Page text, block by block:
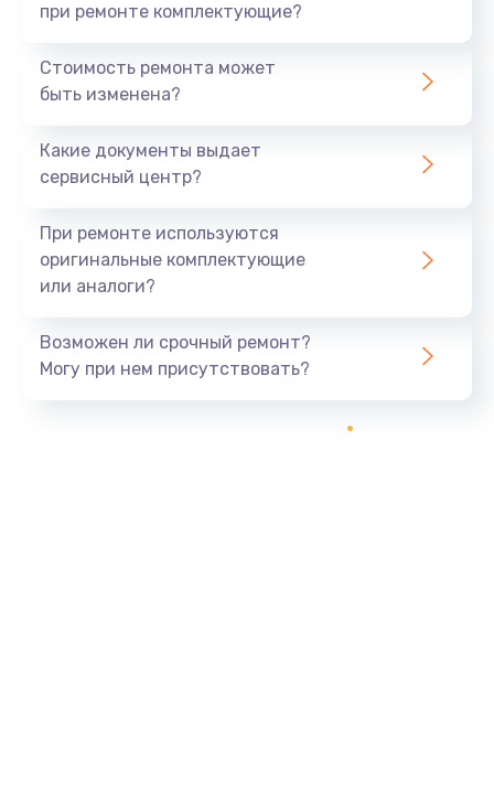
при ремонте комплектующие?
Стоимость ремонта может
быть изменена?
Какие документы выдает
сервисный центр?
При ремонте используются
оригинальные комплектующие
или аналоги?
Возможен ли срочный ремонт?
Могу при нем присутствовать?